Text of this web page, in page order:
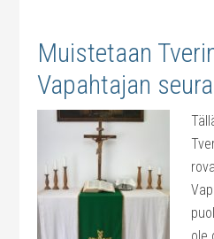
Muistetaan
Vapahtajan